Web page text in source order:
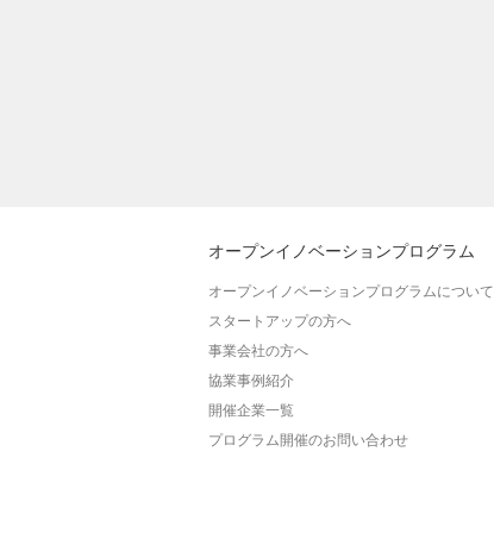
オープンイノベーションプログラム
オープンイノベーションプログラムについて
スタートアップの方へ
事業会社の方へ
協業事例紹介
開催企業一覧
プログラム開催のお問い合わせ